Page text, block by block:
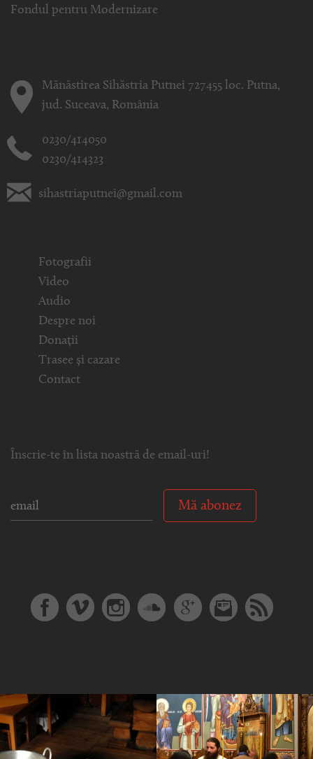
Fondul pentru Modernizare
Mănăstirea Sihăstria Putnei 727455 loc. Putna,
jud. Suceava, România
0230/414050
0230/414323
sihastriaputnei@gmail.com
Fotografii
Video
Audio
Despre noi
Donații
Trasee și cazare
Contact
Înscrie-te în lista noastră de email-uri!
Mă abonez